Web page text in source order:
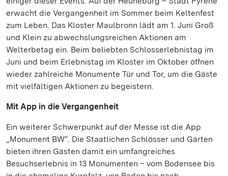
erwacht die Vergangenheit im Sommer beim Keltenfest
zum Leben. Das Kloster Maulbronn lädt am 1. Juni Groß
und Klein zu abwechslungsreichen Aktionen am
Welterbetag ein. Beim beliebten Schlosserlebnistag im
Juni und beim Erlebnistag im Kloster im Oktober öffnen
wieder zahlreiche Monumente Tür und Tor, um die Gäste
mit vielfältigen Aktionen zu begeistern.
Mit App in die Vergangenheit
Ein weiterer Schwerpunkt auf der Messe ist die App
„Monument BW“. Die Staatlichen Schlösser und Gärten
bieten ihren Gästen damit ein umfangreiches
Besuchserlebnis in 13 Monumenten – vom Bodensee bis